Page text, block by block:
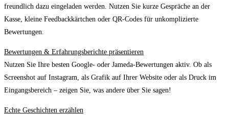
freundlich dazu eingeladen werden. Nutzen Sie kurze Gespräche an der
Kasse, kleine Feedbackkärtchen oder QR-Codes für unkomplizierte
Bewertungen.
Bewertungen & Erfahrungsberichte präsentieren
Nutzen Sie Ihre besten Google- oder Jameda-Bewertungen aktiv. Ob als
Screenshot auf Instagram, als Grafik auf Ihrer Website oder als Druck im
Eingangsbereich – zeigen Sie, was andere über Sie sagen!
Echte Geschichten erzählen